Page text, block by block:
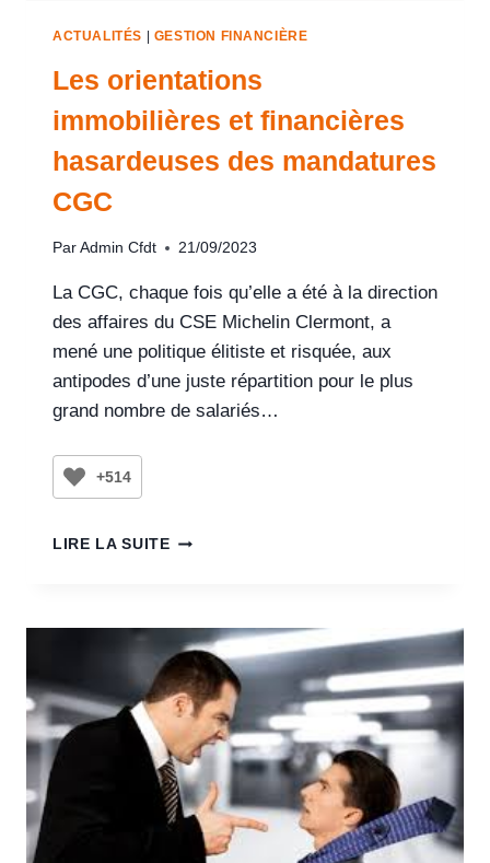
ACTUALITÉS GESTION FINANCIÈRE
Les orientations
immobilières et financières
hasardeuses des mandatures
CGC
Par Admin Cfdt 21/09/2023
La CGC, chaque fois qu’elle a été à la direction
des affaires du CSE Michelin Clermont, a
mené une politique élitiste et risquée, aux
antipodes d’une juste répartition pour le plus
grand nombre de salariés…
+514
LIRE LA SUITE